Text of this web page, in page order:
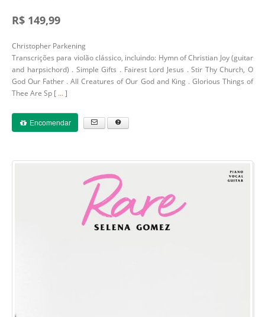
R$ 149,99
Christopher Parkening
Transcrições para violão clássico, incluindo: Hymn of Christian Joy (guitar
and harpsichord) . Simple Gifts . Fairest Lord Jesus . Stir Thy Church, O
God Our Father . All Creatures of Our God and King . Glorious Things of
Thee Are Sp [ ...]
Encomendar